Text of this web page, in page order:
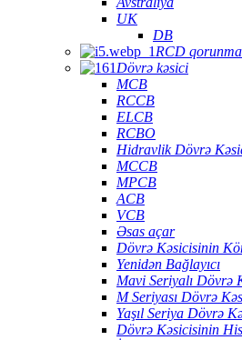
UK
DB
RCD
Dövrə kəsici
MCB
RCCB
ELCB
RCBO
Hidravlik Dövrə
MCCB
MPCB
ACB
VCB
Əsas açar
Dövrə Kəsicisinin
Yenidən Bağlayıcı
Mavi Seriyalı Dövrə
M Seriyası Dövrə
Yaşıl Seriya Dövrə
Dövrə Kəsicisinin